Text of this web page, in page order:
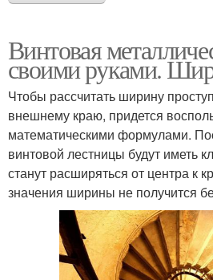
Винтовая
своими руками.
Чтобы рассчитать ширину
внешнему краю, придется
математическими формулами.
винтовой лестницы будут иметь
станут расширяться от центра к
значения ширины не получится